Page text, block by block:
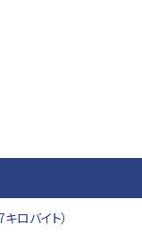
ロバイト）